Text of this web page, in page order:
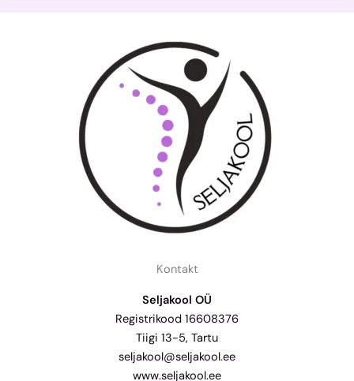
Kontakt
Seljakool OÜ
Registrikood 16608376
Tiigi 13-5, Tartu
seljakool@seljakool.ee
www.seljakool.ee